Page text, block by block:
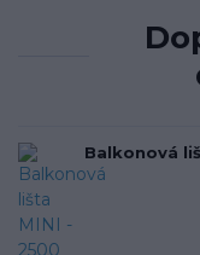
Balkonová